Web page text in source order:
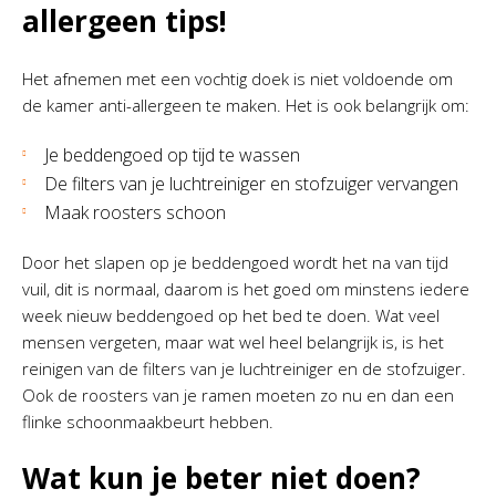
allergeen tips!
Het afnemen met een vochtig doek is niet voldoende om
de kamer anti-allergeen te maken. Het is ook belangrijk om:
Je beddengoed op tijd te wassen
De filters van je luchtreiniger en stofzuiger vervangen
Maak roosters schoon
Door het slapen op je beddengoed wordt het na van tijd
vuil, dit is normaal, daarom is het goed om minstens iedere
week nieuw beddengoed op het bed te doen. Wat veel
mensen vergeten, maar wat wel heel belangrijk is, is het
reinigen van de filters van je luchtreiniger en de stofzuiger.
Ook de roosters van je ramen moeten zo nu en dan een
flinke schoonmaakbeurt hebben.
Wat kun je beter niet doen?